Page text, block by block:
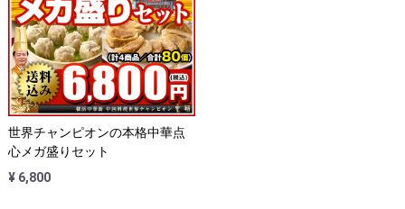
世界チャンピオンの本格中華点
心メガ盛りセット
¥ 6,800